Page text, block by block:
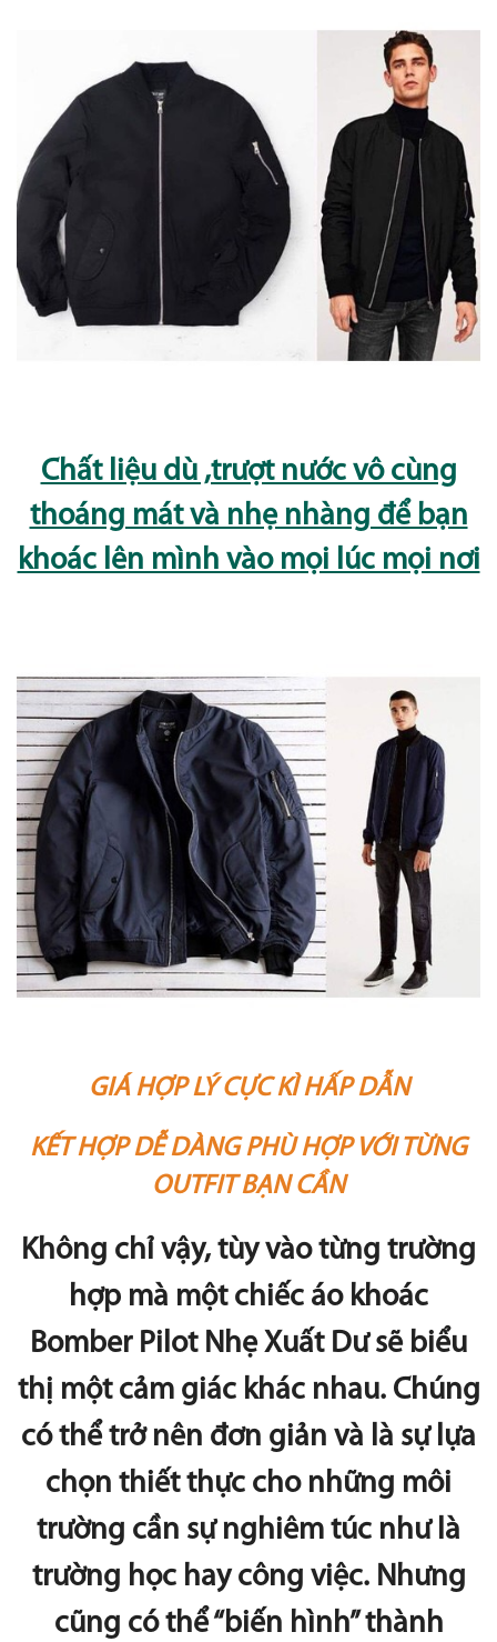
Chất liệu dù ,trượt nước vô cùng
thoáng mát và nhẹ nhàng để bạn
khoác lên mình vào mọi lúc mọi nơi
GIÁ HỢP LÝ CỰC KÌ HẤP DẪN
KẾT HỢP DỄ DÀNG PHÙ HỢP VỚI TỪNG
OUTFIT BẠN CẦN
Không chỉ vậy, tùy vào từng trường
hợp mà một chiếc áo khoác
Bomber Pilot Nhẹ Xuất Dư sẽ biểu
thị một cảm giác khác nhau. Chúng
có thể trở nên đơn giản và là sự lựa
chọn thiết thực cho những môi
trường cần sự nghiêm túc như là
trường học hay công việc. Nhưng
cũng có thể “biến hình” thành